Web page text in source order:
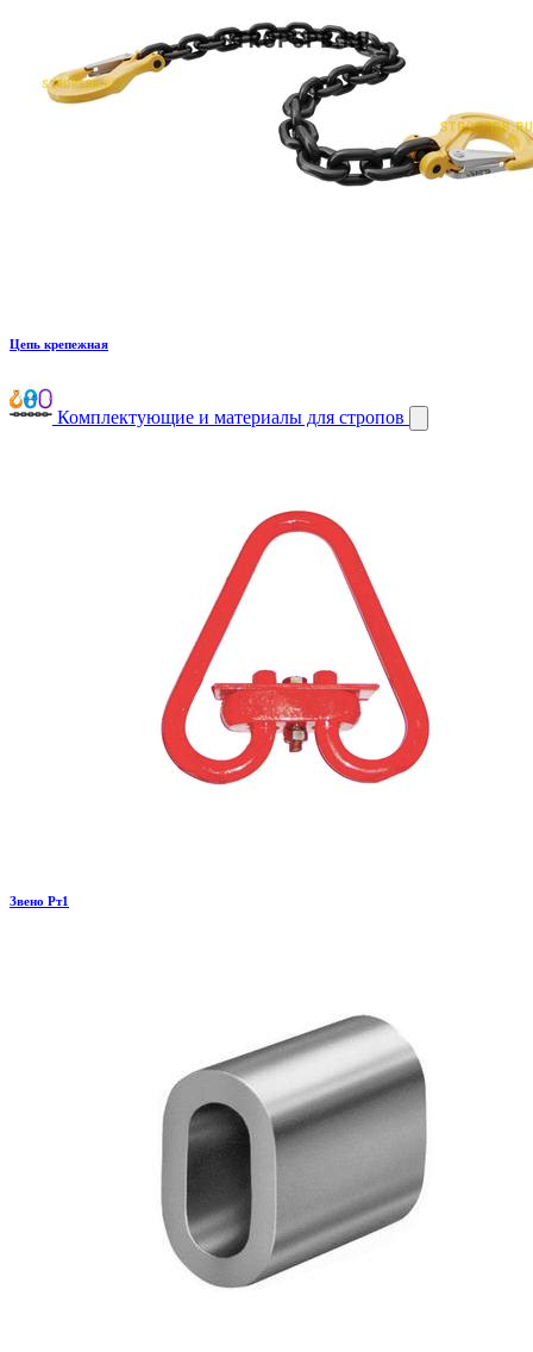
Цепь крепежная
Комплектующие и материалы для стропов
Звено Рт1